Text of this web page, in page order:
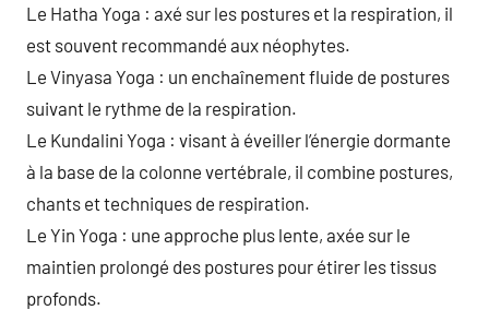
Le Hatha Yoga : axé sur les postures et la respiration, il
est souvent recommandé aux néophytes.
Le Vinyasa Yoga : un enchaînement fluide de postures
suivant le rythme de la respiration.
Le Kundalini Yoga : visant à éveiller l’énergie dormante
à la base de la colonne vertébrale, il combine postures,
chants et techniques de respiration.
Le Yin Yoga : une approche plus lente, axée sur le
maintien prolongé des postures pour étirer les tissus
profonds.